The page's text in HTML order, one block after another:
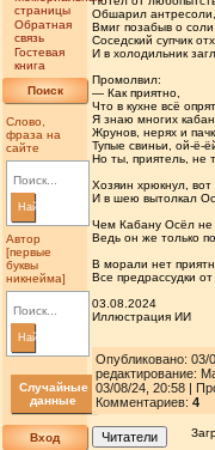
страницы
Обратная
связь
Гостевая
книга
Поиск
Слово,
фраза на
сайте
Найти
Автор
[первые
буквы
никнейма]
Найти
Случайные
данные
Вход
Обшарил антресоли,
Вмиг позабыв о соли,
Соседский супчик
И в холодильник
Промолвил:
— Как приятно,
Что в кухне всё
Я знаю многих
Жрунов, нерях и
Тупые свиньи, ой-ё-
Но ты, приятель, не
Хозяин хрюкнул, вот
И в шею вытолкал
Чем Кабану Осёл не
Ведь он же только
В морали нет
Все предрассудки от
03.08.2024
Иллюстрация ИИ
Опубликовано: 03/
редактирование:
03/08/24, 20:58 |
Комментариев: 4
Читатели